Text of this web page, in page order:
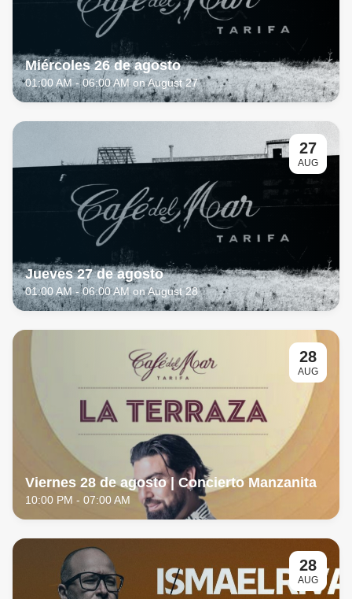
Miércoles 26 de agosto
01:00 AM- 06:00 AM on August 27
27
AUG
Jueves 27 de agosto
01:00 AM- 06:00 AM on August 28
28
AUG
Viernes 28 de agosto | Concierto Manzanita
10:00 PM - 07:00 AM
28
AUG